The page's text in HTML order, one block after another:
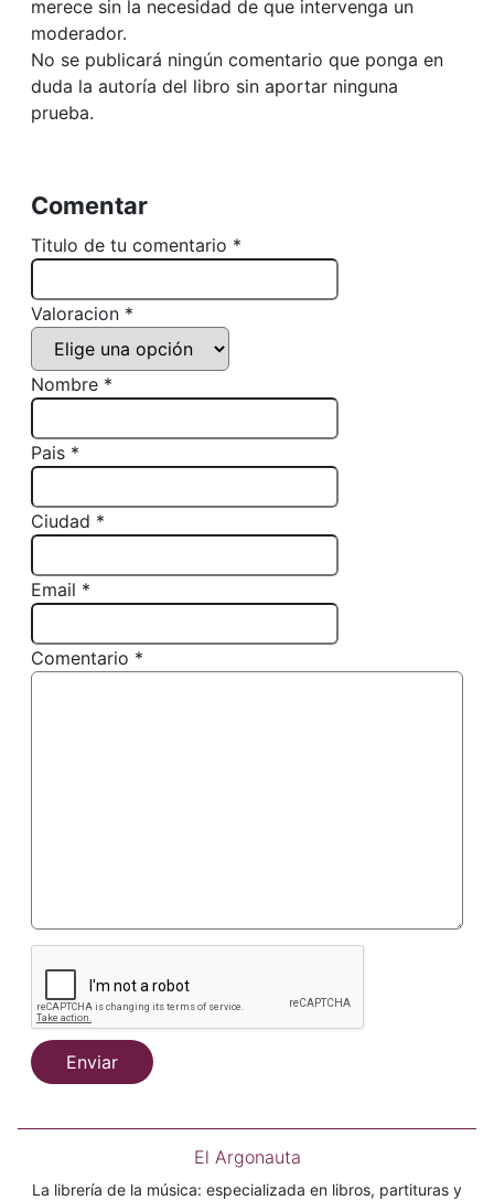
merece sin la necesidad de que intervenga un
moderador.
No se publicará ningún comentario que ponga en
duda la autoría del libro sin aportar ninguna
prueba.
Comentar
Titulo de tu comentario *
Valoracion *
Nombre *
Pais *
Ciudad *
Email *
Comentario *
Enviar
El Argonauta
La librería de la música: especializada en libros, partituras y